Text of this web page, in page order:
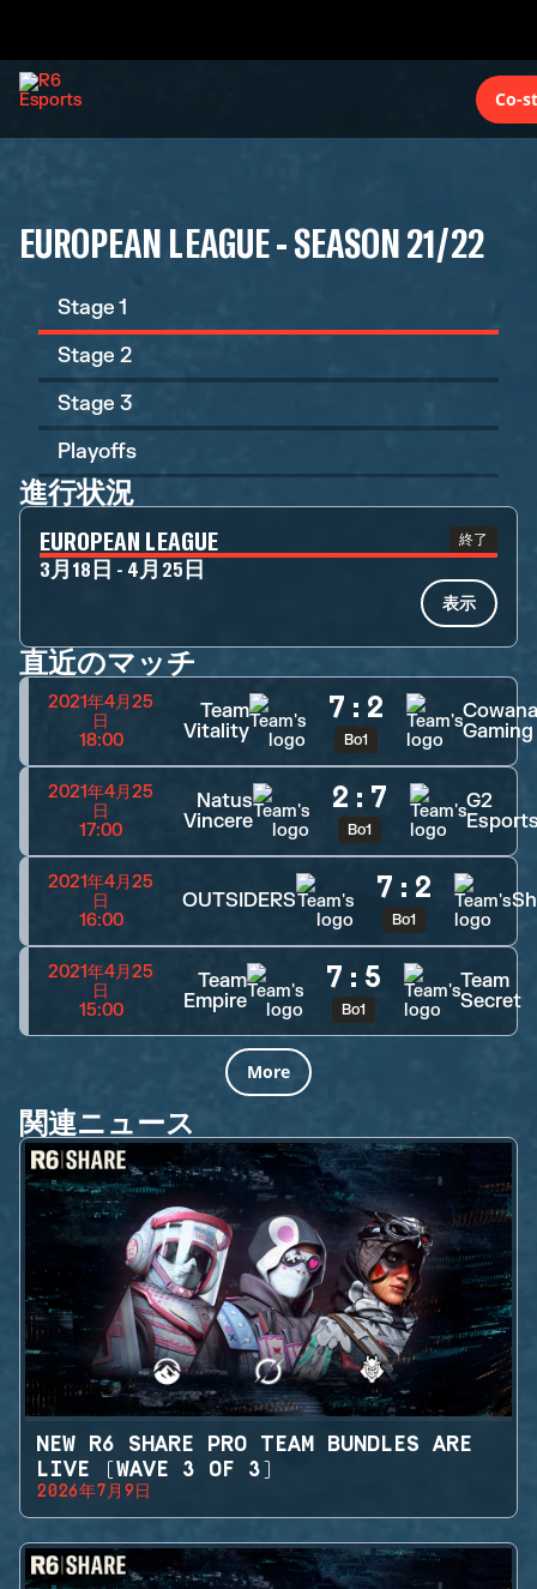
Co-
EUROPEAN LEAGUE - SEASON 21/22
Stage 1
Stage 2
Stage 3
Playoffs
進行状況
EUROPEAN LEAGUE 終了
3月18日 - 4月25日
表示
直近のマッチ
2021年4月25
日
18:00
Team
Vitality
7 : 2
Bo1
Gaming
2021年4月25
日
17:00
Natus
Vincere
2 : 7
Bo1
G2
2021年4月25
日
16:00
OUTSIDERS 7 : 2
Bo1
2021年4月25
日
15:00
Team
Empire
7 : 5
Bo1
Team
Secret
More
関連ニュース
NEW R6 SHARE PRO TEAM BUNDLES ARE
LIVE (WAVE 3 OF 3)
2026年7月9日